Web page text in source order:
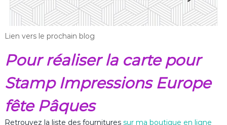
Lien vers le prochain blog
Pour réaliser la carte pour
Stamp Impressions Europe
fête Pâques
Retrouvez la liste des fournitures sur ma boutique en ligne